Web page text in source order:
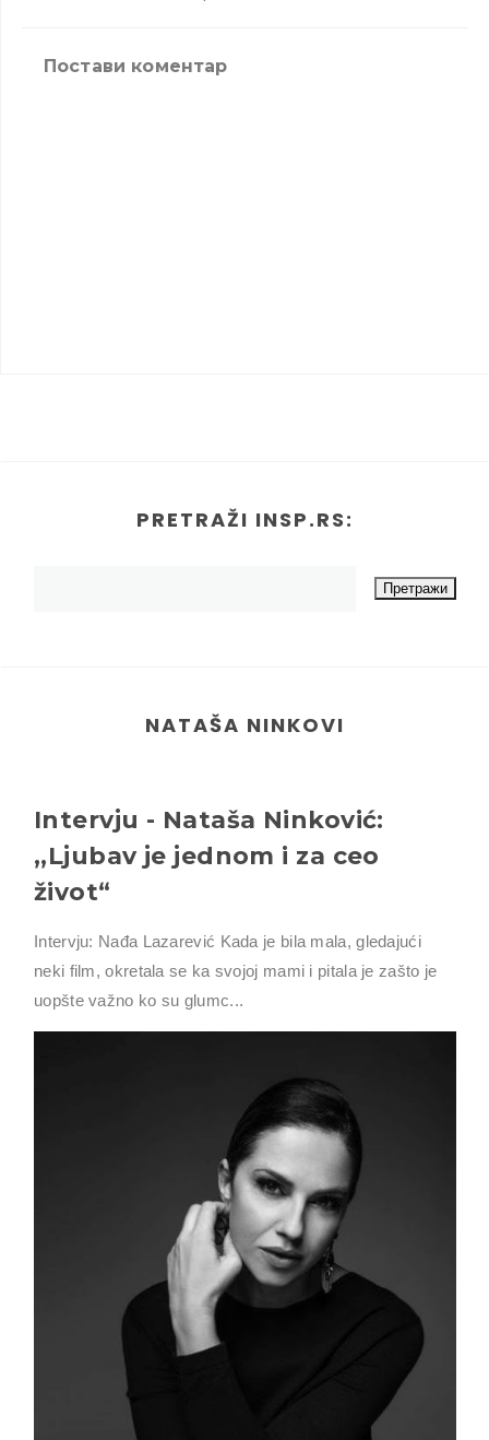
Постави коментар
PRETRAŽI INSP.RS:
NATAŠA NINKOVI
Intervju - Nataša Ninković:
,,Ljubav je jednom i za ceo
život“
Intervju: Nađa Lazarević Kada je bila mala, gledajući
neki film, okretala se ka svojoj mami i pitala je zašto je
uopšte važno ko su glumc...